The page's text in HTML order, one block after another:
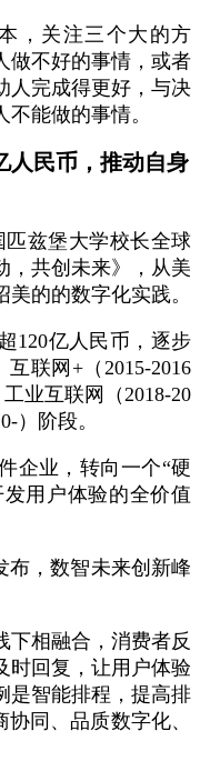
，关注三个大的方
做不好的事情，或者
人完成得更好，与决
能做的事情。
人民币，推动自身
匹兹堡大学校长全球
，共创未来》，从美
的的数字化实践。
120亿人民币，逐步
互联网+（2015-2016
业互联网（2018-20
）阶段。
企业，转向一个“硬
用户体验的全价值
下相融合，消费者反
时回复，让用户体验
是智能排程，提高排
同、品质数字化、